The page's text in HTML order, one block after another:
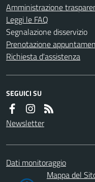
Amministrazione
Leggi le FAQ
Segnalazione disservizio
Prenotazione
Richiesta d'assistenza
SEGUICI SU
Newsletter
Dati monitoraggio
Mappa del